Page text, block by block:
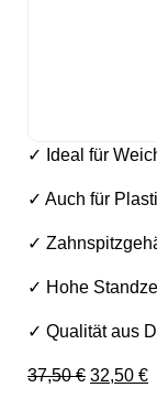
✓ Ideal für
✓ Auch für
✓
✓ Hohe
✓ Qualität aus
37,50€ 32,50 €